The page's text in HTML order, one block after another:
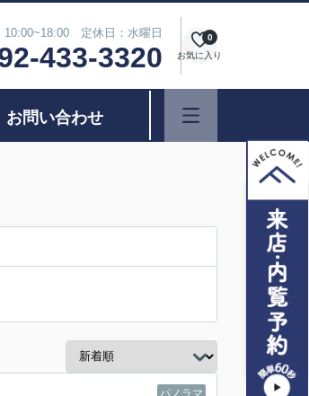
10:00~18:00 定休日：水曜日
433-3320 お気に入り
0
お問い合わせ
パノラマ